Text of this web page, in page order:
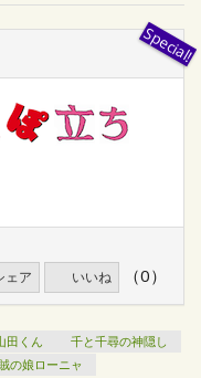
ェア いいね （0）
田くん
千と千尋の神隠し
の娘ローニャ